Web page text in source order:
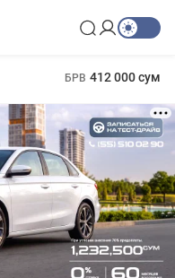
БРВ 412 000 сум